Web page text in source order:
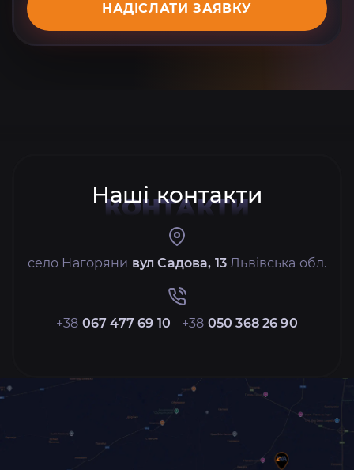
НАДІСЛАТИ ЗАЯВКУ
Наші контакти
КОНТАКТИ
село Нагоряни вул Садова, 13 Львівська обл.
+38 067 477 69 10 +38 050 368 26 90